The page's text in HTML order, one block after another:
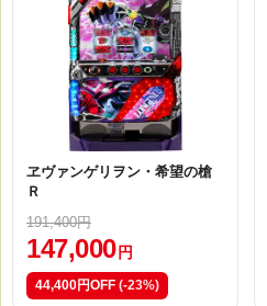
ヱヴァンゲリヲン・希望の槍
Ｒ
191,400円
147,000 円
44,400円OFF (-23%)